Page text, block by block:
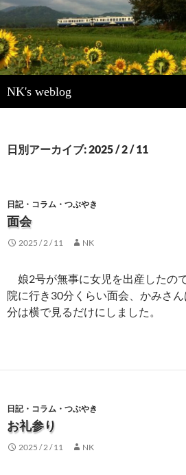
NK's weblog
索
ン
キ
ッ
日別アーカイブ: 2025 / 2 / 11
日記・コラム・つぶやき
面会
2025 / 2 / 11 NK
娘2号が無事に女児を出産したの
院に行き30分くらい面会、かみさ
分は横で見るだけにしました。
日記・コラム・つぶやき
お礼参り
2025 / 2 / 11 NK